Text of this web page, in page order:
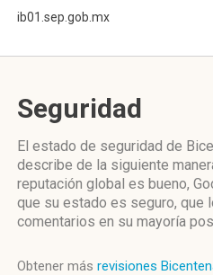
ib01.sep.gob.mx
Seguridad
El estado de seguridad de
describe de la siguiente
reputación global es bueno,
que su estado es seguro, que
comentarios en su mayoría
Obtener más revisiones